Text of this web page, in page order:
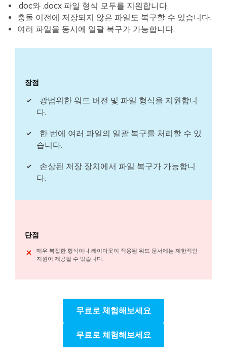
.doc와 .docx 파일 형식 모두를 지원합니다.
충돌 이전에 저장되지 않은 파일도 복구할 수 있습니다.
여러 파일을 동시에 일괄 복구가 가능합니다.
장점
광범위한 워드 버전 및 파일 형식을 지원합니
다.
한 번에 여러 파일의 일괄 복구를 처리할 수 있
습니다.
손상된 저장 장치에서 파일 복구가 가능합니
다.
단점
매우 복잡한 형식이나 레이아웃이 적용된 워드 문서에는 제한적인
지원이 제공될 수 있습니다.
무료로 체험해보세요
무료로 체험해보세요